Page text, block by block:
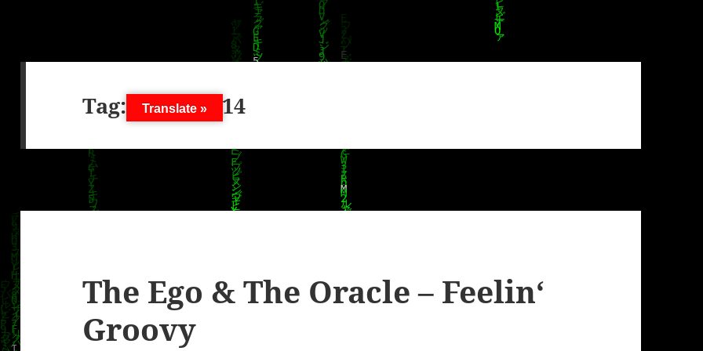
Tag: 1. Juli 2014
The Ego & The Oracle – Feelin‘
Groovy
Translate »